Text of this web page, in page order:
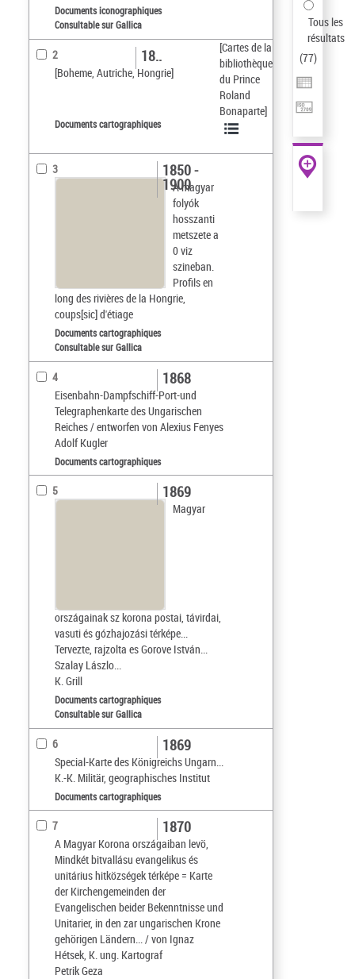
Documents iconographiques
Consultable sur Gallica
2
[Boheme, Autriche, Hongrie]
18..
Documents cartographiques
[Cartes de la
bibliothèque
du Prince
Roland
Bonaparte]
3
A magyar
folyók
hosszanti
metszete a
0 viz
szineban.
Profils en
long des rivières de la Hongrie,
coups[sic] d'étiage
1850 -
1900
Documents cartographiques
Consultable sur Gallica
4
Eisenbahn-Dampfschiff-Port-und
Telegraphenkarte des Ungarischen
Reiches / entworfen von Alexius Fenyes
Adolf Kugler
1868
Documents cartographiques
5
Magyar
országainak sz korona postai, távirdai,
vasuti és gózhajozási térképe...
Tervezte, rajzolta es Gorove István...
Szalay Lászlo...
K. Grill
1869
Documents cartographiques
Consultable sur Gallica
6
Special-Karte des Königreichs Ungarn...
K.-K. Militär, geographisches Institut
1869
Documents cartographiques
7
A Magyar Korona országaiban levö,
Mindkét bitvallásu evangelikus és
unitárius hitközségek térképe = Karte
der Kirchengemeinden der
Evangelischen beider Bekenntnisse und
Unitarier, in den zar ungarischen Krone
gehörigen Ländern... / von Ignaz
Hétsek, K. ung. Kartograf
Petrik Geza
1870
Tous les
résultats
(77)